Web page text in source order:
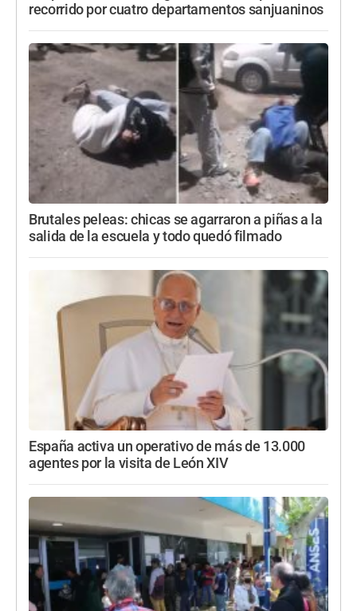
recorrido por cuatro departamentos sanjuaninos
Brutales peleas: chicas se agarraron a piñas a la
salida de la escuela y todo quedó filmado
España activa un operativo de más de 13.000
agentes por la visita de León XIV